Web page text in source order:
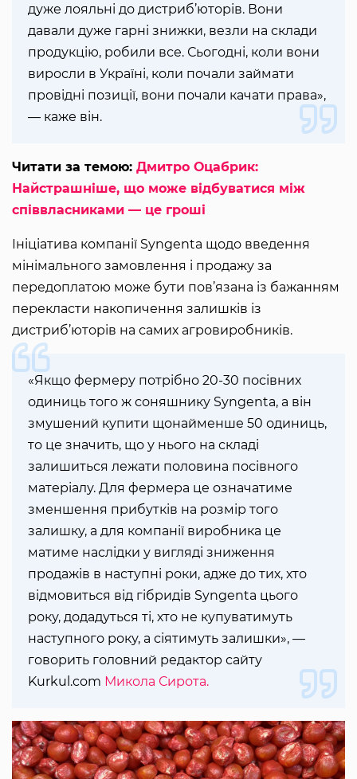
дуже лояльні до дистриб’юторів. Вони
давали дуже гарні знижки, везли на склади
продукцію, робили все. Сьогодні, коли вони
виросли в Україні, коли почали займати
провідні позиції, вони почали качати права»,
— каже він.
Читати за темою: Дмитро Оцабрик:
Найстрашніше, що може відбуватися між
співвласниками — це гроші
Ініціатива компанії Syngenta щодо введення
мінімального замовлення і продажу за
передоплатою може бути пов’язана із бажанням
перекласти накопичення залишків із
дистриб’юторів на самих агровиробників.
«Якщо фермеру потрібно 20-30 посівних
одиниць того ж соняшнику Syngenta, а він
змушений купити щонайменше 50 одиниць,
то це значить, що у нього на складі
залишиться лежати половина посівного
матеріалу. Для фермера це означатиме
зменшення прибутків на розмір того
залишку, а для компанії виробника це
матиме наслідки у вигляді зниження
продажів в наступні роки, адже до тих, хто
відмовиться від гібридів Syngenta цього
року, додадуться ті, хто не купуватимуть
наступного року, а сіятимуть залишки», —
говорить головний редактор сайту
Kurkul.com Микола Сирота.